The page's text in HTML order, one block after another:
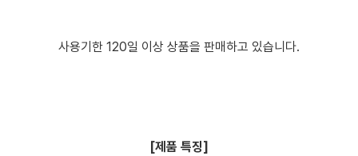
사용기한 120일 이상 상품을 판매하고 있습니다.
[제품 특징]